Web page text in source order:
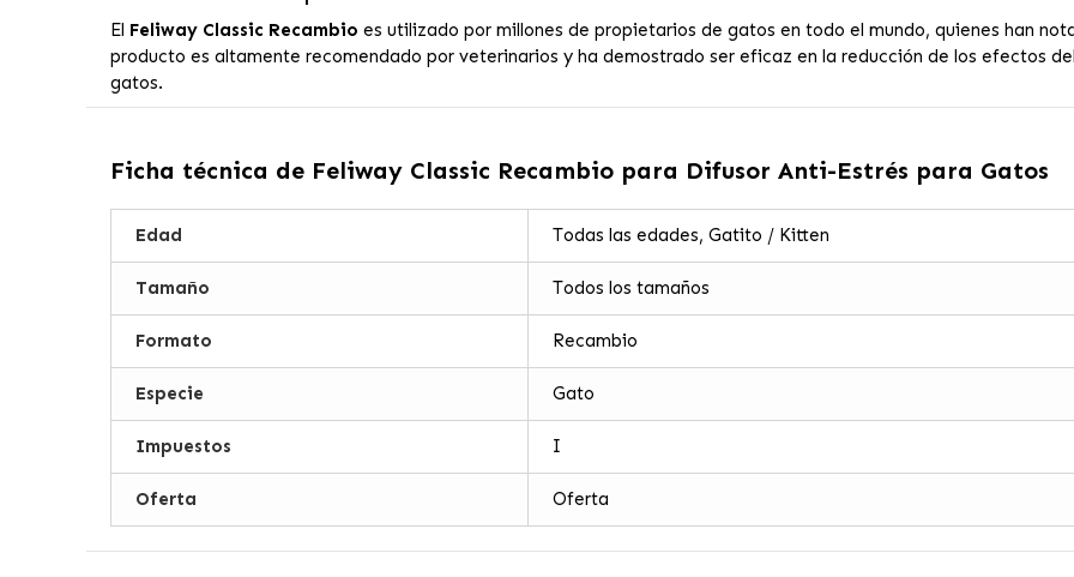
El Feliway Classic Recambio es utilizado por millones de propietarios de gatos en todo el mundo, quienes han
producto es altamente recomendado por veterinarios y ha demostrado ser eficaz en la reducción de los efectos
gatos.
Ficha técnica de Feliway Classic Recambio para Difusor Anti-Estrés para Gatos
Edad Todas las edades, Gatito / Kitten
Tamaño Todos los tamaños
Formato Recambio
Especie Gato
Impuestos I
Oferta Oferta